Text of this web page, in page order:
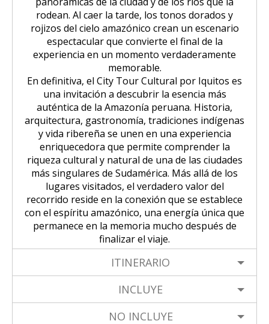
rodean. Al caer la tarde, los tonos dorados y
rojizos del cielo amazónico crean un escenario
espectacular que convierte el final de la
experiencia en un momento verdaderamente
memorable.
En definitiva, el City Tour Cultural por Iquitos es
una invitación a descubrir la esencia más
auténtica de la Amazonía peruana. Historia,
arquitectura, gastronomía, tradiciones indígenas
y vida ribereña se unen en una experiencia
enriquecedora que permite comprender la
riqueza cultural y natural de una de las ciudades
más singulares de Sudamérica. Más allá de los
lugares visitados, el verdadero valor del
recorrido reside en la conexión que se establece
con el espíritu amazónico, una energía única que
permanece en la memoria mucho después de
finalizar el viaje.
ITINERARIO
INCLUYE
NO INCLUYE